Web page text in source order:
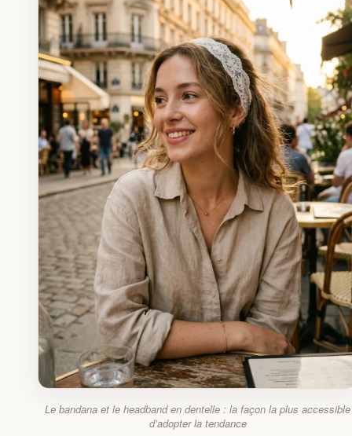
Le bandana et le headband en dentelle : la façon la plus accessible
d’adopter la tendance